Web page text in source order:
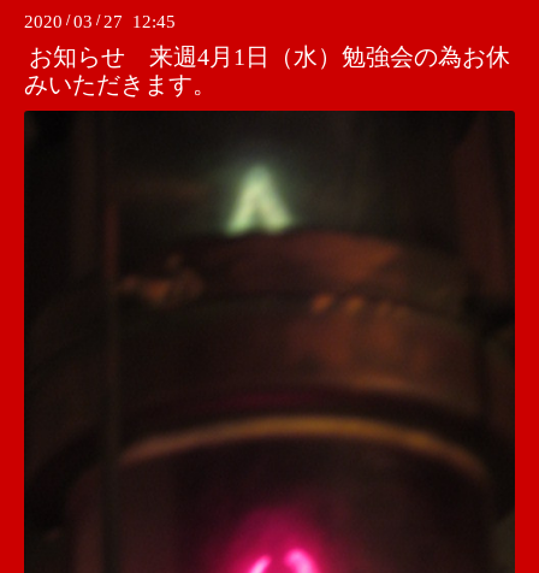
2020 /03 / 27 12:45
お知らせ 来週4月1日（水）勉強会の為お休
みいただきます。